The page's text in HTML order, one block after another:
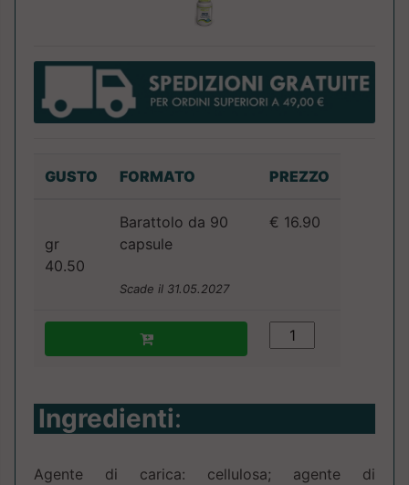
GUSTO FORMATO PREZZO
gr
40.50
Barattolo da 90
capsule
Scade il 31.05.2027
€ 16.90
Ingredienti:
Agente di carica: cellulosa; agente di